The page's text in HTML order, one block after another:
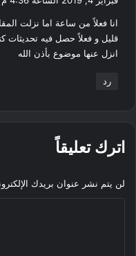
ل
انا فعلاً من ساعة اما نزلت
قليل و فعلاً حصل فيه تحديثات
انزل عنها موضوع بأذن الله
رد
اترك تعليقاً
لن يتم نشر عنوان بريدك